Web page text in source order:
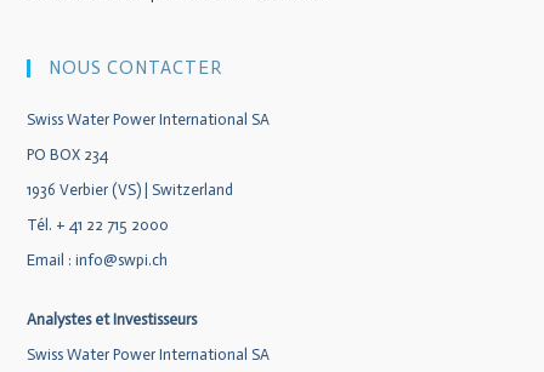
NOUS CONTACTER
Swiss Water Power International SA
PO BOX 234
1936 Verbier (VS) | Switzerland
Tél. + 41 22 715 2000
Email :info@swpi.ch
Analystes et Investisseurs
Swiss Water Power International SA